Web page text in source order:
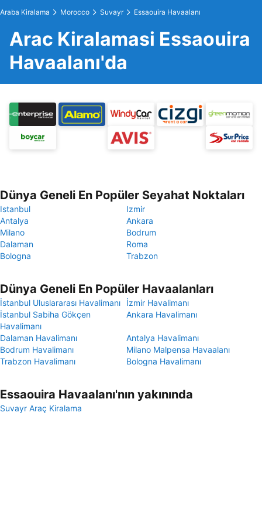
Araba Kiralama Morocco Suvayr Essaouira Havaalanı
Arac Kiralamasi Essaouira
Havaalanı'da
Dünya Geneli En Popüler Seyahat Noktaları
Istanbul
Izmir
Antalya
Ankara
Milano
Bodrum
Dalaman
Roma
Bologna
Trabzon
Dünya Geneli En Popüler Havaalanları
İstanbul Uluslararası Havalimanı
İzmir Havalimanı
İstanbul Sabiha Gökçen
Havalimanı
Ankara Havalimanı
Dalaman Havalimanı
Antalya Havalimanı
Bodrum Havalimanı
Milano Malpensa Havaalanı
Trabzon Havalimanı
Bologna Havalimanı
Essaouira Havaalanı'nın yakınında
Suvayr Araç Kiralama